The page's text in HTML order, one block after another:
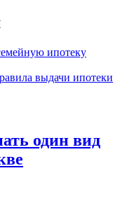
ипотеку
выдачи ипотеки
один вид